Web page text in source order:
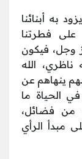
به أبنائنا
فطرتنا
وجل، فيكون
ناظري، الله
ينهاهم عن
الحياة ما
من فضائل،
مبدأ الرأي